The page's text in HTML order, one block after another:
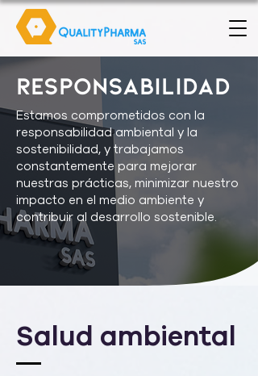
Responsabilidad
Estamos comprometidos con la
responsabilidad ambiental y la
sostenibilidad, y trabajamos
constantemente para mejorar
nuestras prácticas, minimizar nuestro
impacto en el medio ambiente y
contribuir al desarrollo sostenible.
Salud ambiental